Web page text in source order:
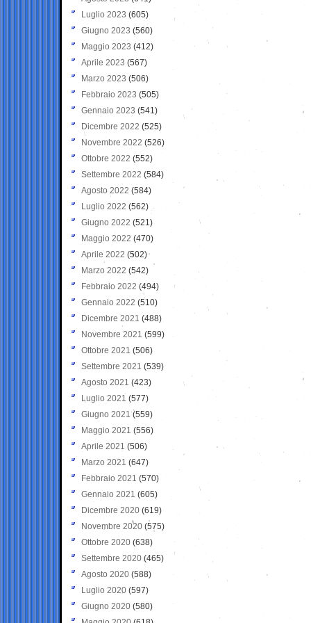
Luglio 2023 (605)
Giugno 2023 (560)
Maggio 2023 (412)
Aprile 2023 (567)
Marzo 2023 (506)
Febbraio 2023 (505)
Gennaio 2023 (541)
Dicembre 2022 (525)
Novembre 2022 (526)
Ottobre 2022 (552)
Settembre 2022 (584)
Agosto 2022 (584)
Luglio 2022 (562)
Giugno 2022 (521)
Maggio 2022 (470)
Aprile 2022 (502)
Marzo 2022 (542)
Febbraio 2022 (494)
Gennaio 2022 (510)
Dicembre 2021 (488)
Novembre 2021 (599)
Ottobre 2021 (506)
Settembre 2021 (539)
Agosto 2021 (423)
Luglio 2021 (577)
Giugno 2021(559)
Maggio 2021 (556)
Aprile 2021 (506)
Marzo 2021 (647)
Febbraio 2021 (570)
Gennaio 2021 (605)
Dicembre 2020 (619)
Novembre 2020 (575)
Ottobre 2020 (638)
Settembre 2020(465)
Agosto 2020 (588)
Luglio 2020 (597)
Giugno 2020 (580)